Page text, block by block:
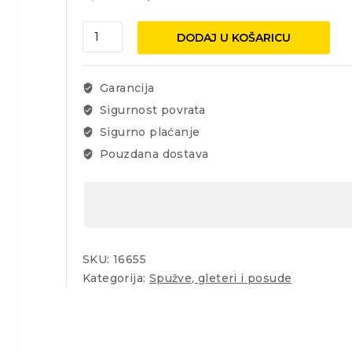
Rubi
spužva
epoxy
Superpro
17x10x5cm
količina
DODAJ U KOŠARICU
Garancija
Sigurnost povrata
Sigurno plaćanje
Pouzdana dostava
SKU: 16655
Kategorija: Spužve, gleteri i posude